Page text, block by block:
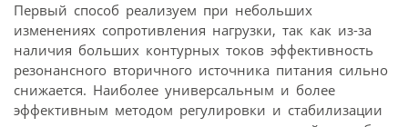
Первый способ реализуем при небольших
изменениях сопротивления нагрузки, так как из-за
наличия больших контурных токов эффективность
резонансного вторичного источника питания сильно
снижается. Наиболее универсальным и более
эффективным методом регулировки и стабилизации